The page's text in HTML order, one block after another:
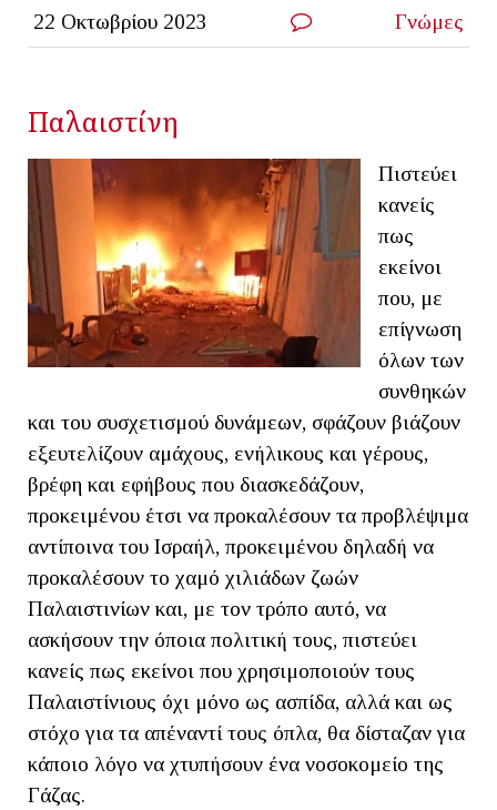
22 Οκτωβρίου 2023 Γνώμες
Παλαιστίνη
Πιστεύει
κανείς
πως
εκείνοι
που, με
επίγνωση
όλων των
συνθηκών
και του συσχετισμού δυνάμεων, σφάζουν βιάζουν
εξευτελίζουν αμάχους, ενήλικους και γέρους,
βρέφη και εφήβους που διασκεδάζουν,
προκειμένου έτσι να προκαλέσουν τα προβλέψιμα
αντίποινα του Ισραήλ, προκειμένου δηλαδή να
προκαλέσουν το χαμό χιλιάδων ζωών
Παλαιστινίων και, με τον τρόπο αυτό, να
ασκήσουν την όποια πολιτική τους, πιστεύει
κανείς πως εκείνοι που χρησιμοποιούν τους
Παλαιστίνιους όχι μόνο ως ασπίδα, αλλά και ως
στόχο για τα απέναντί τους όπλα, θα δίσταζαν για
κάποιο λόγο να χτυπήσουν ένα νοσοκομείο της
Γάζας.